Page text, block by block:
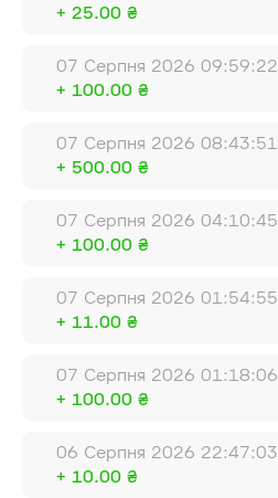
+ 25.00 ₴
07 Серпня 2026 09:59:22
+ 100.00 ₴
07 Серпня 2026 08:43:51
+ 500.00 ₴
07 Серпня 2026 04:10:45
+ 100.00 ₴
07 Серпня 2026 01:54:55
+ 11.00 ₴
07 Серпня 2026 01:18:06
+ 100.00 ₴
06 Серпня 2026 22:47:03
+ 10.00 ₴